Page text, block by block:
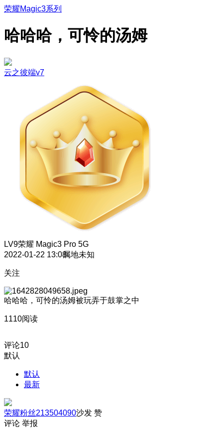
荣耀Magic3系列
哈哈哈，可怜的汤姆
云之彼端v7
LV9荣耀 Magic3 Pro 5G
2022-01-22 13:08属地未知
关注
哈哈哈，可怜的汤姆被玩弄于鼓掌之中
1110阅读
评论10
默认
默认
最新
荣耀粉丝213504090沙发 赞
评论 举报